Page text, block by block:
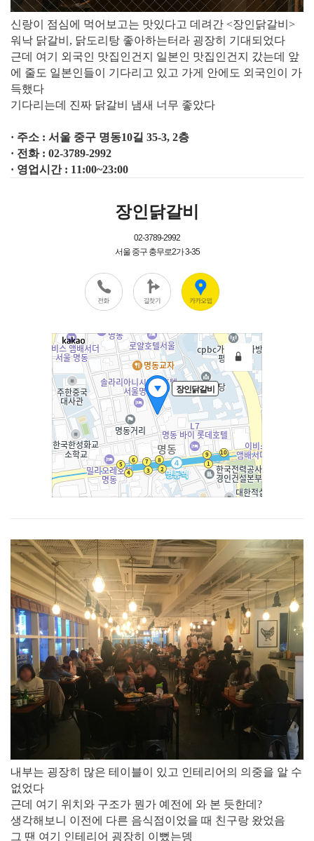
​신랑이 점심에 먹어보고는 맛있다고 데려간 <장인닭갈비>
워낙 닭갈비, 닭도리탕 좋아하는터라 굉장히 기대되었다
근데 여기 외국인 맛집인건지 일본인 맛집인건지 갔는데 앞
에 줄도 일본인들이 기다리고 있고 가게 안에도 외국인이 가
득했다
기다리는데 진짜 닭갈비 냄새 너무 좋았다
· 주소 : 서울 중구 명동10길 35-3, 2층
· 전화 : 02-3789-2992
· 영업시간 : 11:00~23:00
​내부는 굉장히 많은 테이블이 있고 인테리어의 의중을 알 수
없었다
근데 여기 위치와 구조가 뭔가 예전에 와 본 듯한데?
생각해보니 이전에 다른 음식점이었을 때 친구랑 왔었음
그 땐 여기 인테리어 굉장히 이뻤는뎅